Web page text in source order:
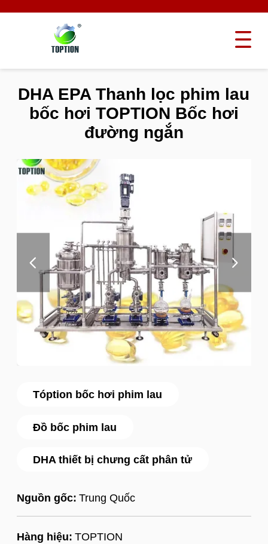
Tóption bốc hơi phim lau
Đồ bốc phim lau
DHA thiết bị chưng cất phân tử
Nguồn gốc: Trung Quốc
Hàng hiệu: TOPTION
DHA EPA Thanh lọc phim lau
bốc hơi TOPTION Bốc hơi
đường ngắn